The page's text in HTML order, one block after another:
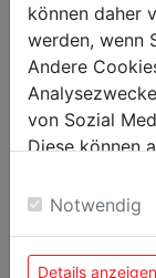
general
EAN code
POPULAR
können daher
werden, wenn
Andere
von Sozial
Diese können
Einwilligung zu
Notwendig
Details anzeigen